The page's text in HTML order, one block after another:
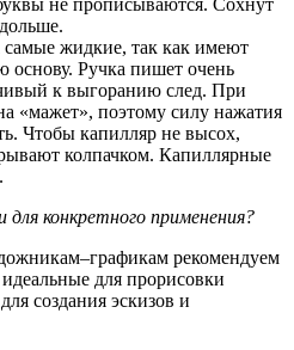
жидкие, так как имеют
основу. Ручка пишет очень
к выгоранию след. При
«мажет», поэтому силу нажатия
Чтобы капилляр не высох,
колпачком. Капиллярные
конкретного применения?
рекомендуем
идеальные для прорисовки
создания эскизов и